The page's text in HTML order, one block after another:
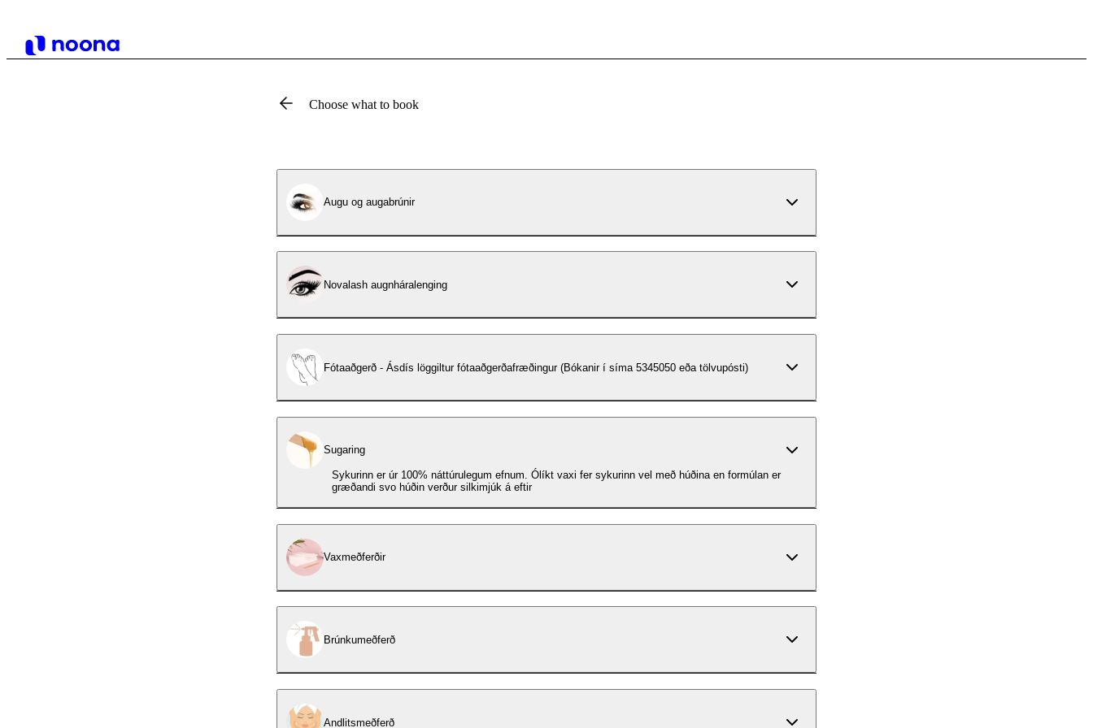
Choose what to book
Augu og augabrúnir
Novalash augnháralenging
Fótaaðgerð - Ásdís löggiltur fótaaðgerðafræðingur (Bókanir í síma 5345050 eða tölvupósti)
Sugaring
Sykurinn er úr 100% náttúrulegum efnum. Ólíkt vaxi fer sykurinn vel með húðina en formúlan er
græðandi svo húðin verður silkimjúk á eftir
Vaxmeðferðir
Brúnkumeðferð
Andlitsmeðferð